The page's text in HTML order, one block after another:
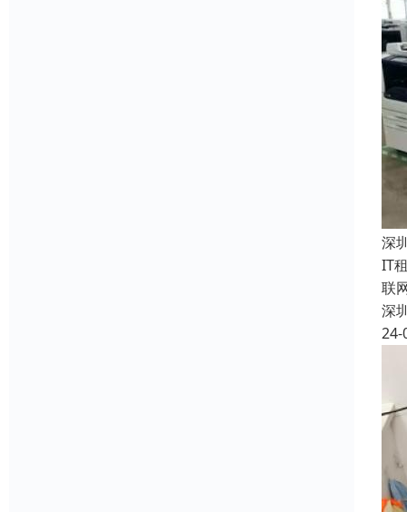
深
IT
联
深
24-